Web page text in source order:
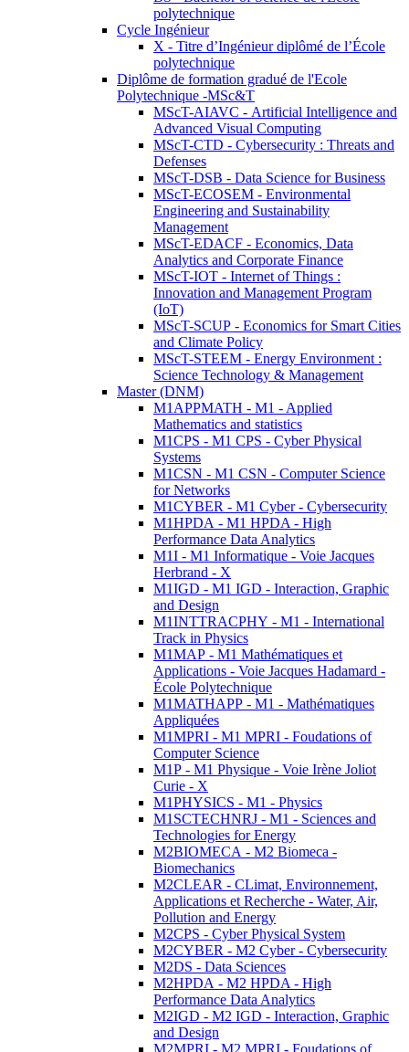
polytechnique
Cycle Ingénieur
X - Titre d’Ingénieur diplômé de l’École
polytechnique
Diplôme de formation gradué de l'Ecole
Polytechnique -MSc&T
MScT-AIAVC - Artificial Intelligence and
Advanced Visual Computing
MScT-CTD - Cybersecurity : Threats and
Defenses
MScT-DSB - Data Science for Business
MScT-ECOSEM - Environmental
Engineering and Sustainability
Management
MScT-EDACF - Economics, Data
Analytics and Corporate Finance
MScT-IOT - Internet of Things :
Innovation and Management Program
(IoT)
MScT-SCUP - Economics for Smart Cities
and Climate Policy
MScT-STEEM - Energy Environment :
Science Technology & Management
Master (DNM)
M1APPMATH - M1 - Applied
Mathematics and statistics
M1CPS - M1 CPS - Cyber Physical
Systems
M1CSN - M1 CSN - Computer Science
for Networks
M1CYBER - M1 Cyber - Cybersecurity
M1HPDA - M1 HPDA - High
Performance Data Analytics
M1I - M1 Informatique - Voie Jacques
Herbrand - X
M1IGD - M1 IGD - Interaction, Graphic
and Design
M1INTTRACPHY - M1 - International
Track in Physics
M1MAP - M1 Mathématiques et
Applications - Voie Jacques Hadamard -
École Polytechnique
M1MATHAPP - M1 - Mathématiques
Appliquées
M1MPRI - M1 MPRI - Foudations of
Computer Science
M1P - M1 Physique - Voie Irène Joliot
Curie - X
M1PHYSICS - M1 - Physics
M1SCTECHNRJ - M1 - Sciences and
Technologies for Energy
M2BIOMECA - M2 Biomeca -
Biomechanics
M2CLEAR - CLimat, Environnement,
Applications et Recherche - Water, Air,
Pollution and Energy
M2CPS - Cyber Physical System
M2CYBER - M2 Cyber - Cybersecurity
M2DS - Data Sciences
M2HPDA - M2 HPDA - High
Performance Data Analytics
M2IGD - M2 IGD - Interaction, Graphic
and Design
M2MPRI - M2 MPRI - Foudations of